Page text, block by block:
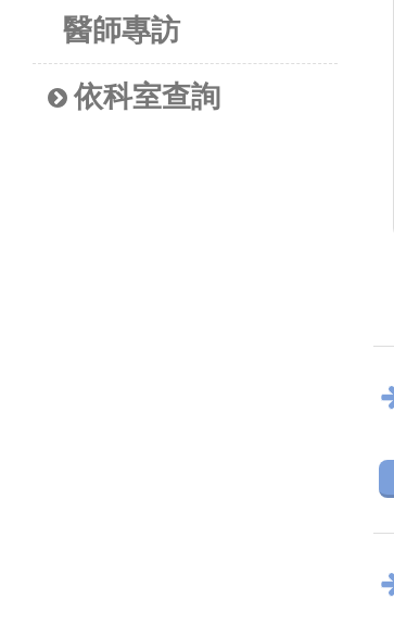
醫師專訪
依科室查詢